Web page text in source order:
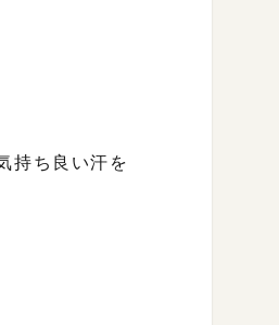
持ち良い汗を